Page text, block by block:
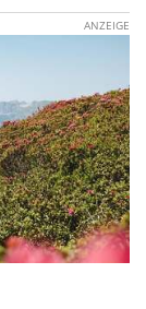
ANZEIGE